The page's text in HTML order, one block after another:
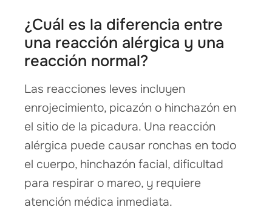
¿Cuál es la diferencia entre
una reacción alérgica y una
reacción normal?
Las reacciones leves incluyen
enrojecimiento, picazón o hinchazón en
el sitio de la picadura. Una reacción
alérgica puede causar ronchas en todo
el cuerpo, hinchazón facial, dificultad
para respirar o mareo, y requiere
atención médica inmediata.